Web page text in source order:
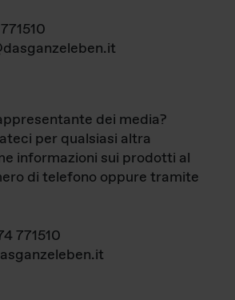
dei media?
per qualsiasi altra
informazioni sui prodotti al
di telefono oppure tramite
771510